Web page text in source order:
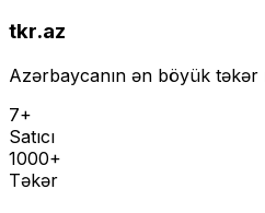
tkr.az
Azərbaycanın ən böyük təkər
7+
Satıcı
1000+
Təkər